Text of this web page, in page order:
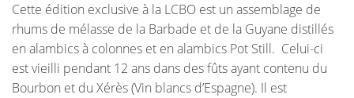
Cette édition exclusive à la LCBO est un assemblage de
rhums de mélasse de la Barbade et de la Guyane distillés
en alambics à colonnes et en alambics Pot Still. Celui-ci
est vieilli pendant 12 ans dans des fûts ayant contenu du
Bourbon et du Xérès (Vin blancs d’Espagne). Il est